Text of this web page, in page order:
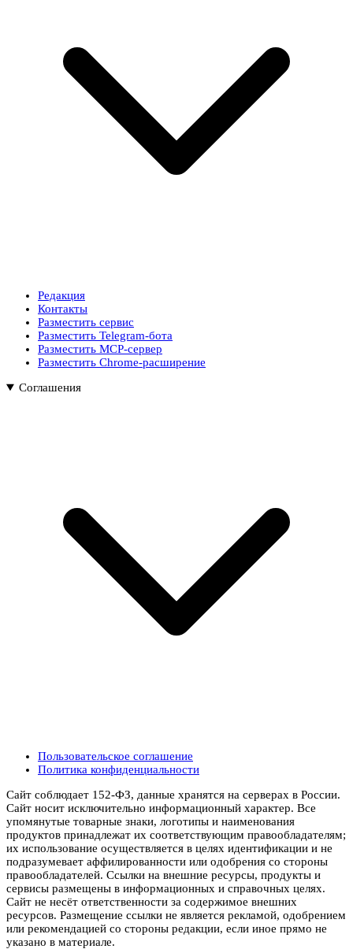
Редакция
Контакты
Разместить сервис
Разместить Telegram-бота
Разместить MCP-сервер
Разместить Chrome-расширение
Соглашения
Пользовательское соглашение
Политика конфиденциальности
Сайт соблюдает 152-ФЗ, данные хранятся на серверах в России.
Сайт носит исключительно информационный характер. Все
упомянутые товарные знаки, логотипы и наименования
продуктов принадлежат их соответствующим правообладателям;
их использование осуществляется в целях идентификации и не
подразумевает аффилированности или одобрения со стороны
правообладателей. Ссылки на внешние ресурсы, продукты и
сервисы размещены в информационных и справочных целях.
Сайт не несёт ответственности за содержимое внешних
ресурсов. Размещение ссылки не является рекламой, одобрением
или рекомендацией со стороны редакции, если иное прямо не
указано в материале.